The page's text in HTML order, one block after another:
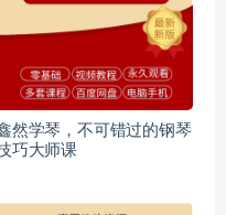
然学琴，不可错过的钢琴
巧大师课